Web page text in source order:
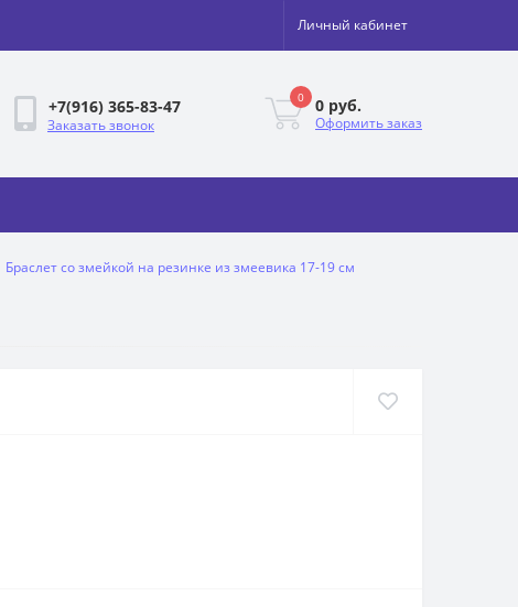
Личный кабинет
+7(916) 365-83-47
Заказать звонок
0 0 руб.
Оформить заказ
Браслет со змейкой на резинке из змеевика 17-19 см